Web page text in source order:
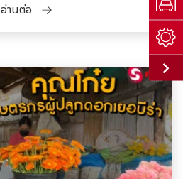
อ่านต่อ